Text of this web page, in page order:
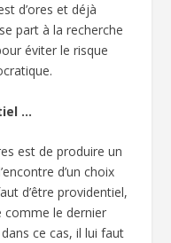
d’ores et déjà
part à la recherche
éviter le risque
…
est de produire un
d’un choix
d’être providentiel,
comme le dernier
ce cas, il lui faut